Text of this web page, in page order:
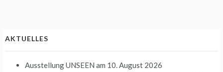
AKTUELLES
Ausstellung UNSEEN am 10. August 2026